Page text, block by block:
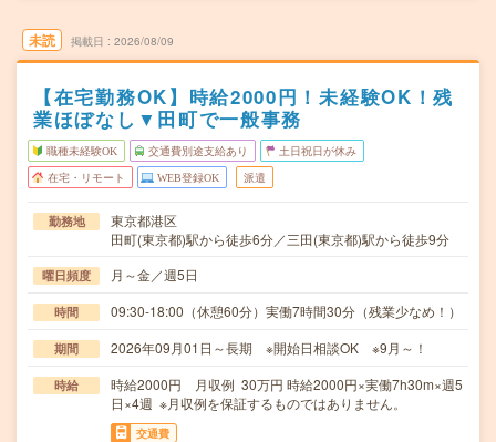
未読 掲載日 2026/08/09
【在宅勤務OK】時給2000円！未経験OK！残
業ほぼなし▼田町で一般事務
職種未経験OK 交通費別途支給あり 土日祝日が休み
在宅・リモート WEB登録OK 派遣
勤務地
東京都港区
田町(東京都)駅から徒歩6分／三田(東京都)駅から徒歩9分
曜日頻度 月～金／週5日
時間 09:30-18:00（休憩60分）実働7時間30分（残業少なめ！）
期間 2026年09月01日～長期 ※開始日相談OK ※9月～！
時給
時給2000円 月収例 30万円 時給2000円×実働7h30m×週5
日×4週 ※月収例を保証するものではありません。
交通費